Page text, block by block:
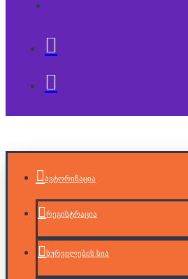
ავტორიზაცია
რეგისტრაცია
სურვილების სია